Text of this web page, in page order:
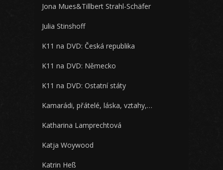
Jona Mues&Tillbert Strahl-Schäfer
Julia Stinshoff
K11 na DVD: Česká republika
K11 na DVD: Německo
K11 na DVD: Ostatní státy
Kamarádi, přátelé, láska, vztahy,…
Katharina Lamprechtová
Katja Woywood
Katrin Heß